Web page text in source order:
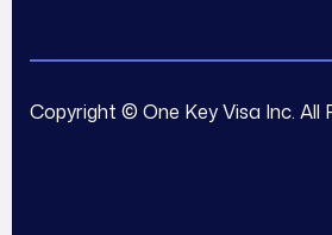
Copyright © One Key Visa Inc. All